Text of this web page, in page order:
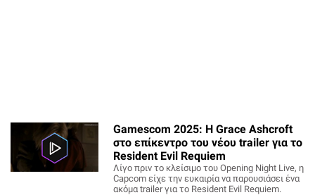
Gamescom 2025: Η Grace Ashcroft
στο επίκεντρο του νέου trailer για το
Resident Evil Requiem
Λίγο πριν το κλείσιμο του Opening Night Live, η
Capcom είχε την ευκαιρία να παρουσιάσει ένα
ακόμα trailer για το Resident Evil Requiem.